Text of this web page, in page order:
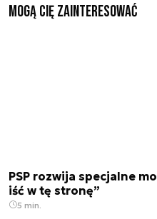
Mogą Cię zainteresować
PSP rozwija specjalne
iść w tę stronę”
5 min.